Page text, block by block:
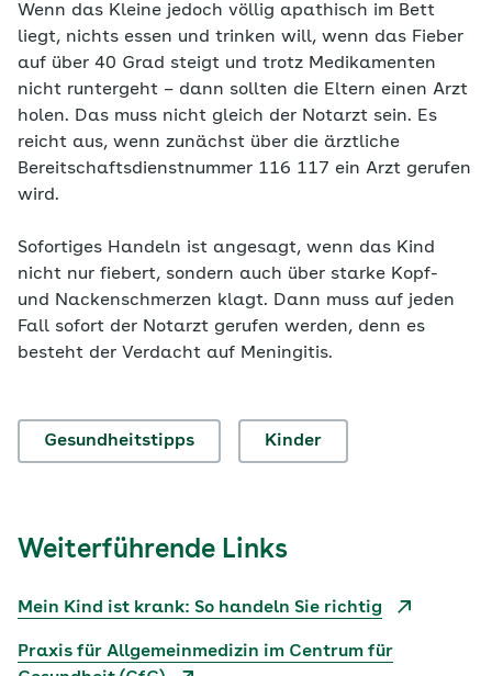
Wenn das Kleine jedoch völlig apathisch im Bett
liegt, nichts essen und trinken will, wenn das Fieber
auf über 40 Grad steigt und trotz Medikamenten
nicht runtergeht – dann sollten die Eltern einen Arzt
holen. Das muss nicht gleich der Notarzt sein. Es
reicht aus, wenn zunächst über die ärztliche
Bereitschaftsdienstnummer 116 117 ein Arzt gerufen
wird.
Sofortiges Handeln ist angesagt, wenn das Kind
nicht nur fiebert, sondern auch über starke Kopf-
und Nackenschmerzen klagt. Dann muss auf jeden
Fall sofort der Notarzt gerufen werden, denn es
besteht der Verdacht auf Meningitis.
Gesundheitstipps Kinder
Weiterführende Links
Mein Kind ist krank: So handeln Sie richtig
Praxis für Allgemeinmedizin im Centrum für